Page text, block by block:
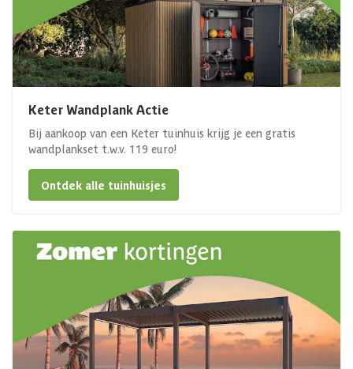
Keter Wandplank Actie
Bij aankoop van een Keter tuinhuis krijg je een gratis
wandplankset t.w.v. 119 euro!
Ontdek alle tuinhuisjes